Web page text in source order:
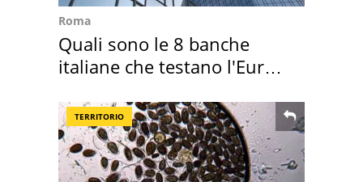
Roma
Quali sono le 8 banche
italiane che testano l'Euro
TERRITORIO